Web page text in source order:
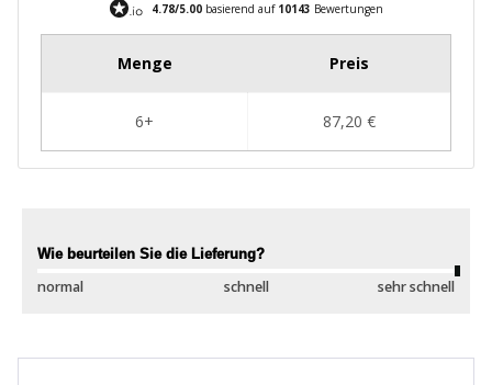
4.78/5.00basierend auf 10143 Bewertungen
Wie beurteilen Sie die Lieferung?
normal schnell sehr schnell